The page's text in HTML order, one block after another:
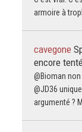
armoire à
cavegone
encore
@Bioman
@JD36
argumenté ?